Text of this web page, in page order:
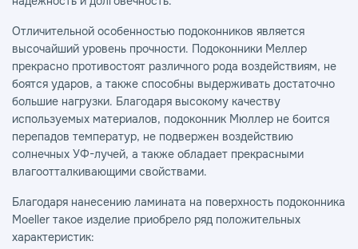
Отличительной особенностью подоконников является
высочайший уровень прочности. Подоконники Меллер
прекрасно противостоят различного рода воздействиям, не
боятся ударов, а также способны выдерживать достаточно
большие нагрузки. Благодаря высокому качеству
используемых материалов, подоконник Мюллер не боится
перепадов температур, не подвержен воздействию
солнечных УФ-лучей, а также обладает прекрасными
влагоотталкивающими свойствами.
Благодаря нанесению ламината на поверхность подоконника
Moeller такое изделие приобрело ряд положительных
характеристик: